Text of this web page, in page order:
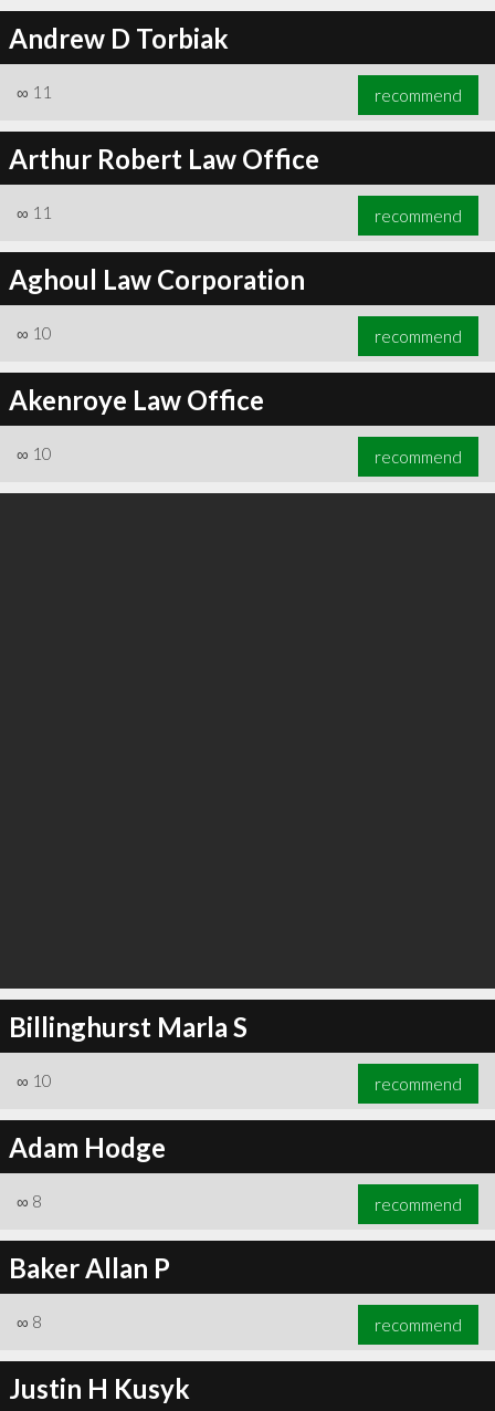
Andrew D Torbiak
∞ 11 recommend
Arthur Robert Law Office
∞ 11 recommend
Aghoul Law Corporation
∞ 10 recommend
Akenroye Law Office
∞ 10 recommend
Billinghurst Marla S
∞ 10 recommend
Adam Hodge
∞ 8 recommend
Baker Allan P
∞ 8 recommend
Justin H Kusyk